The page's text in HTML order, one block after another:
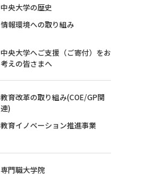
中央大学の歴史
情報環境への取り組み
中央大学へご支援（ご寄付）をお
考えの皆さまへ
教育改革の取り組み(COE/GP関
連)
教育イノベーション推進事業
専門職大学院